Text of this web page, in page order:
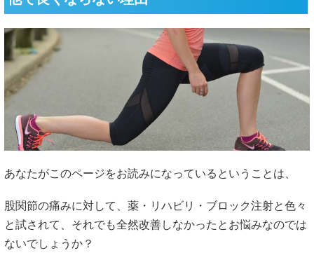
あなたがこのページをお読みになっているということは、
股関節の痛みに対して、薬・リハビリ・ブロック注射と色々
と試されて、それでも全然改善しなかったとお悩みなのでは
ないでしょうか？